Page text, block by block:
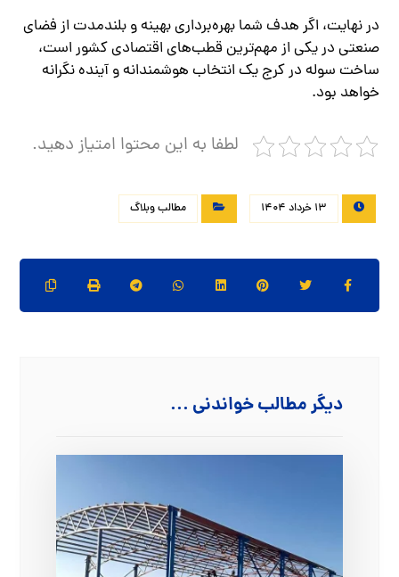
در نهایت، اگر هدف شما بهره‌برداری بهینه و بلندمدت از فضای
صنعتی در یکی از مهم‌ترین قطب‌های اقتصادی کشور است،
ساخت سوله در کرج یک انتخاب هوشمندانه و آینده‌ نگرانه
خواهد بود.
لطفا به این محتوا امتیاز دهید.
13 خرداد 1404 مطالب وبلاگ
دیگر مطالب خواندنی ...